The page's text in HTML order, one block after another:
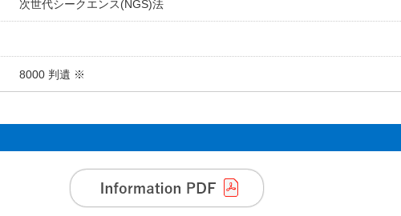
次世代シークエンス(NGS)法
8000 判遺 ※